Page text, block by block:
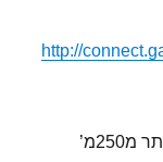
http://
בהחלט הרגיש יותר מ11.5 ק”מ, והרבה יותר מ250מ’